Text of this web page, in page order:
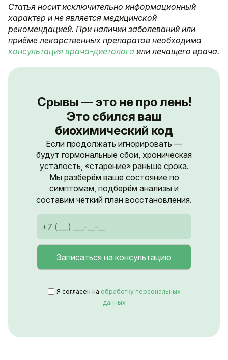
Статья носит исключительно информационный
характер и не является медицинской
рекомендацией. При наличии заболеваний или
приёме лекарственных препаратов необходима
консультация врача-диетолога или лечащего врача.
Срывы — это не про лень!
Это сбился ваш
биохимический код
Если продолжать игнорировать —
будут гормональные сбои, хроническая
усталость, «старение» раньше срока.
Мы разберём ваше состояние по
симптомам, подберём анализы и
составим чёткий план восстановления.
Я согласен на обработку персональных
данных